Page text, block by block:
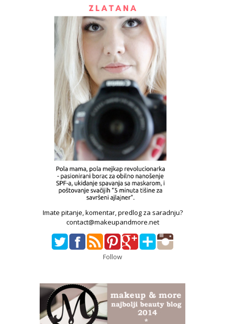
Imate pitanje, komentar, predlog za saradnju?
contact@makeupandmore.net
Follow